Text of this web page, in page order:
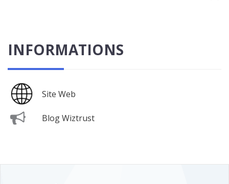
INFORMATIONS
Site Web
Blog Wiztrust